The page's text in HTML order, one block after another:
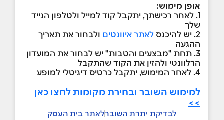
אופן מימוש:
1. לאחר רכישתך, יתקבל קוד למייל ולטלפון הנייד
שלך
2. יש להיכנס
לאתר איוונטים ולבחור את תאריך
ההגעה
3. תחת "מבצעים והטבות" יש לבחור את המועדון
הרלוונטי ולהזין את הקוד שהתקבל
4. לאחר המימוש, יתקבל כרטיס דיגיטלי למופע
למימוש השובר ובחירת מקומות לחצו כאן
>>
לבדיקת יתרת השוברלאתר בית העסק